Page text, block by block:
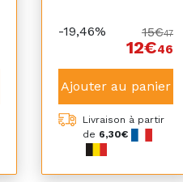
-19,46% 15€47
12€46
Ajouter au panier
Livraison à partir
de 6,30€